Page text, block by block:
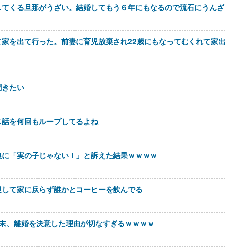
くる旦那がうざい。結婚してもう６年にもなるので流石にうんざ
家を出て行った。前妻に育児放棄され22歳にもなってむくれて家
たい
を何回もループしてるよね
「実の子じゃない！」と訴えた結果ｗｗｗｗ
て家に戻らず誰かとコーヒーを飲んでる
、離婚を決意した理由が切なすぎるｗｗｗｗ